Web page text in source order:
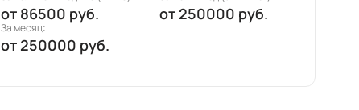
от 40000 руб. 80000 руб.
За полные выходные (Пт-Вс):
от 110000 руб.
За Новый год (31.12-2.01):